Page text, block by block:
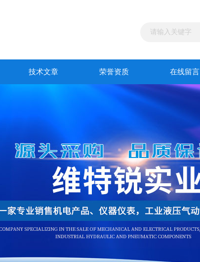
技术文章 荣誉资质 在线留言